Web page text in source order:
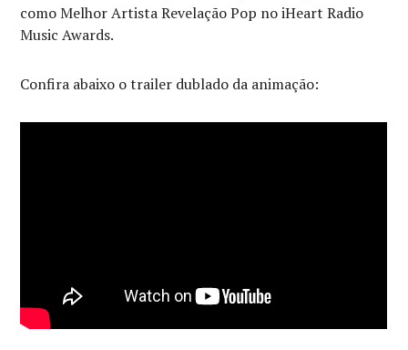
como Melhor Artista Revelação Pop no iHeart Radio
Music Awards.
Confira abaixo o trailer dublado da animação: